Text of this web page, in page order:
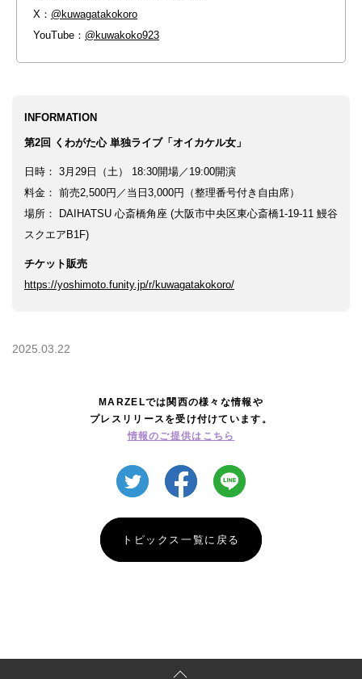
2025.03.22
X： @kuwagatakokoro
YouTube： @kuwakoko923
INFORMATION
第2回 くわがた心 単独ライブ「オイカケル女」
日時： 3月29日（土） 18:30開場／19:00開演
料金： 前売2,500円／当日3,000円（整理番号付き自由席）
場所： DAIHATSU 心斎橋角座 (大阪市中央区東心斎橋1-19-11 鰻谷
スクエアB1F)
チケット販売
https://yoshimoto.funity.jp/r/kuwagatakokoro/
MARZELでは関西の様々な情報や
プレスリリースを受け付けています。
情報のご提供はこちら
トピックス一覧に戻る